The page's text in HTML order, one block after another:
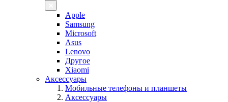
Apple
Samsung
Microsoft
Asus
Lenovo
Другое
Xiaomi
Аксессуары
Мобильные телефоны и планшеты
Аксессуары